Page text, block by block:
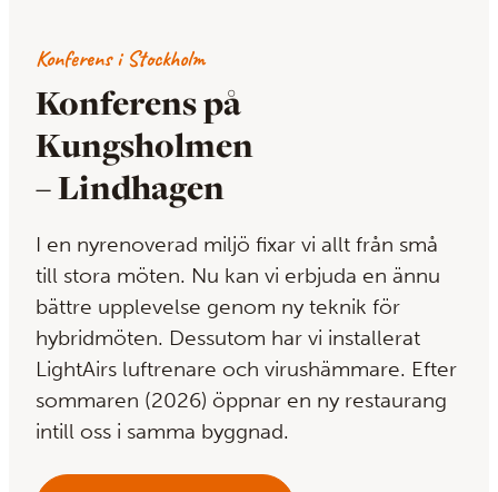
Konferens i Stockholm
Konferens på
Kungsholmen
– Lindhagen
I en nyrenoverad miljö fixar vi allt från små
till stora möten. Nu kan vi erbjuda en ännu
bättre upplevelse genom ny teknik för
hybridmöten. Dessutom har vi installerat
LightAirs luftrenare och virushämmare. Efter
sommaren (2026) öppnar en ny restaurang
intill oss i samma byggnad.